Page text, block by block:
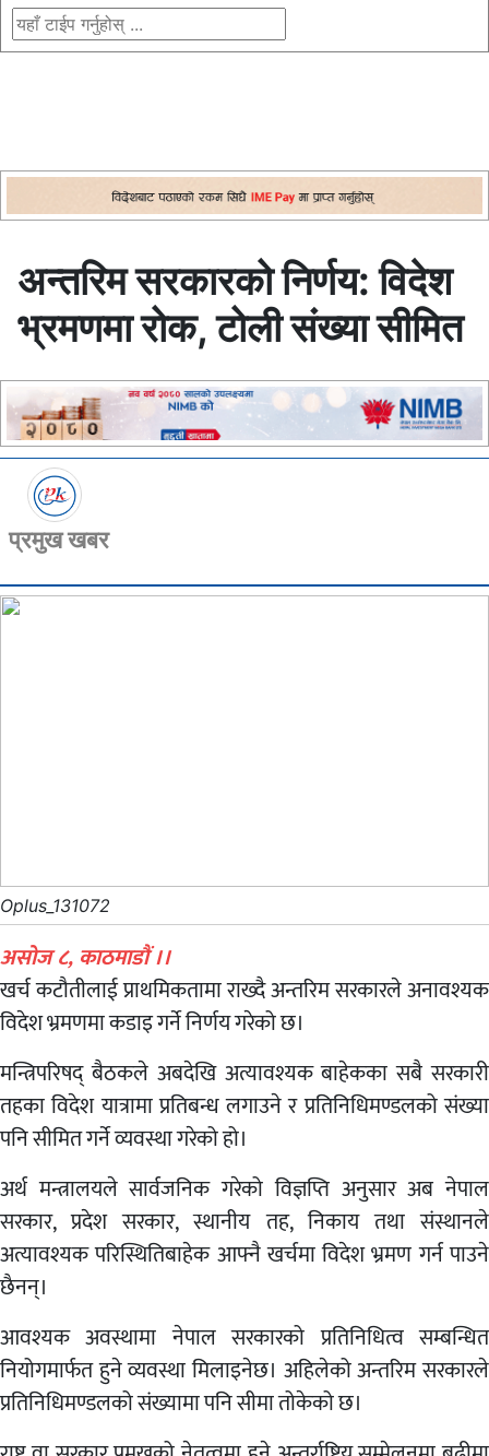
अन्तरिम सरकारको निर्णय: विदेश
भ्रमणमा रोक, टोली संख्या सीमित
प्रमुख खबर
Oplus_131072
असोज ८, काठमाडौं ।।
खर्च कटौतीलाई प्राथमिकतामा राख्दै अन्तरिम सरकारले अनावश्यक
विदेश भ्रमणमा कडाइ गर्ने निर्णय गरेको छ।
मन्त्रिपरिषद् बैठकले अबदेखि अत्यावश्यक बाहेकका सबै सरकारी
तहका विदेश यात्रामा प्रतिबन्ध लगाउने र प्रतिनिधिमण्डलको संख्या
पनि सीमित गर्ने व्यवस्था गरेको हो।
अर्थ मन्त्रालयले सार्वजनिक गरेको विज्ञप्ति अनुसार अब नेपाल
सरकार, प्रदेश सरकार, स्थानीय तह, निकाय तथा संस्थानले
अत्यावश्यक परिस्थितिबाहेक आफ्नै खर्चमा विदेश भ्रमण गर्न पाउने
छैनन्।
आवश्यक अवस्थामा नेपाल सरकारको प्रतिनिधित्व सम्बन्धित
नियोगमार्फत हुने व्यवस्था मिलाइनेछ। अहिलेको अन्तरिम सरकारले
प्रतिनिधिमण्डलको संख्यामा पनि सीमा तोकेको छ।